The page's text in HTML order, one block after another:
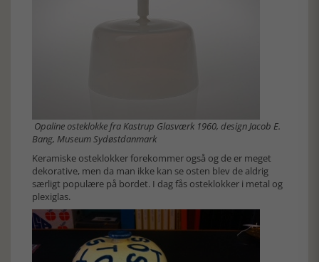
Opaline osteklokke fra Kastrup Glasværk 1960, design Jacob E.
Bang, Museum Sydøstdanmark
Keramiske osteklokker forekommer også og de er meget
dekorative, men da man ikke kan se osten blev de aldrig
særligt populære på bordet. I dag fås osteklokker i metal og
plexiglas.